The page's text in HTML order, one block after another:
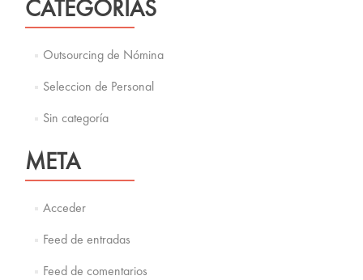
CATEGORÍAS
Outsourcing de Nómina
Seleccion de Personal
Sin categoría
META
Acceder
Feed de entradas
Feed de comentarios